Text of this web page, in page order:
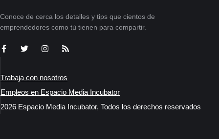
Conoce de cerca los detalles y tips que cientos de
emprendedores como tú tienen para compartir.
Trabaja con nosotros
Empleos en Espacio Media Incubator
2026 Espacio Media Incubator, Todos los derechos reservados